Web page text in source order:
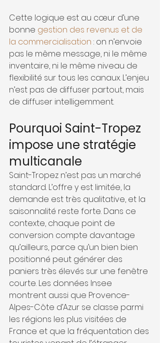
Cette logique est au cœur d’une
bonne gestion des revenus et de
la commercialisation : on n’envoie
pas le même message, ni le même
inventaire, ni le même niveau de
flexibilité sur tous les canaux. L’enjeu
n’est pas de diffuser partout, mais
de diffuser intelligemment.
Pourquoi Saint-Tropez
impose une stratégie
multicanale
Saint-Tropez n’est pas un marché
standard. L’offre y est limitée, la
demande est très qualitative, et la
saisonnalité reste forte. Dans ce
contexte, chaque point de
conversion compte davantage
qu’ailleurs, parce qu’un bien bien
positionné peut générer des
paniers très élevés sur une fenêtre
courte. Les données Insee
montrent aussi que Provence-
Alpes-Côte d’Azur se classe parmi
les régions les plus visitées de
France et que la fréquentation des